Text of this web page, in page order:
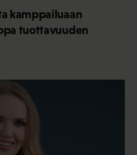
kamppailuaan
tuottavuuden